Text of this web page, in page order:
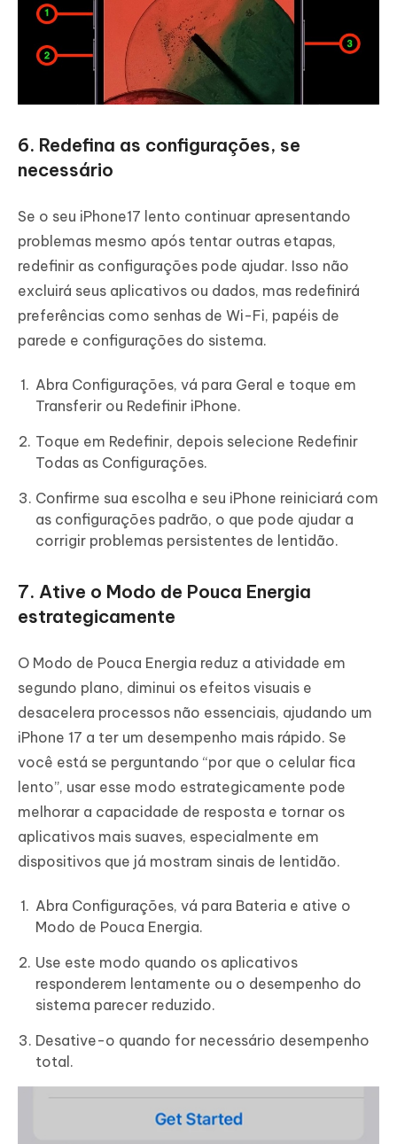
6. Redefina as configurações, se
necessário
Se o seu iPhone17 lento continuar apresentando
problemas mesmo após tentar outras etapas,
redefinir as configurações pode ajudar. Isso não
excluirá seus aplicativos ou dados, mas redefinirá
preferências como senhas de Wi-Fi, papéis de
parede e configurações do sistema.
Abra Configurações, vá para Geral e toque em
Transferir ou Redefinir iPhone.
Toque em Redefinir, depois selecione Redefinir
Todas as Configurações.
Confirme sua escolha e seu iPhone reiniciará com
as configurações padrão, o que pode ajudar a
corrigir problemas persistentes de lentidão.
7. Ative o Modo de Pouca Energia
estrategicamente
O Modo de Pouca Energia reduz a atividade em
segundo plano, diminui os efeitos visuais e
desacelera processos não essenciais, ajudando um
iPhone 17 a ter um desempenho mais rápido. Se
você está se perguntando “por que o celular fica
lento”, usar esse modo estrategicamente pode
melhorar a capacidade de resposta e tornar os
aplicativos mais suaves, especialmente em
dispositivos que já mostram sinais de lentidão.
Abra Configurações, vá para Bateria e ative o
Modo de Pouca Energia.
Use este modo quando os aplicativos
responderem lentamente ou o desempenho do
sistema parecer reduzido.
Desative-o quando for necessário desempenho
total.